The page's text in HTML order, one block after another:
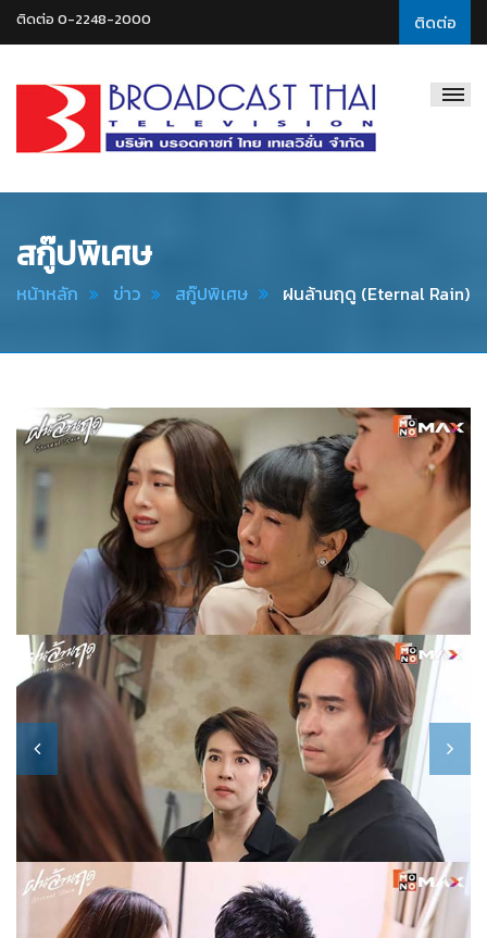
ติดต่อ
ติดต่อ 0-2248-2000
Thai
สกู๊ปพิเศษ
หน้าหลัก ข่าว สกู๊ปพิเศษ ฝนล้านฤดู (Eternal Rain)